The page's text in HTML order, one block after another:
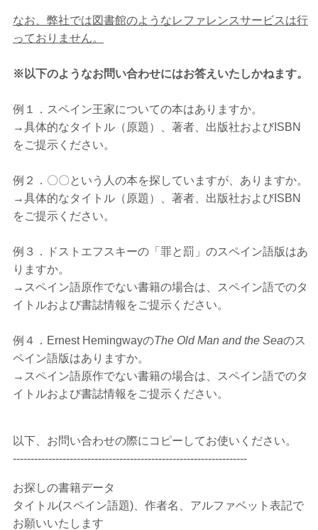
なお、弊社では図書館のようなレファレンスサービスは行
っておりません。
※以下のようなお問い合わせにはお答えいたしかねます。
例１．スペイン王家についての本はありますか。
→具体的なタイトル（原題）、著者、出版社およびISBN
をご提示ください。
例２．〇〇という人の本を探していますが、ありますか。
→具体的なタイトル（原題）、著者、出版社およびISBN
をご提示ください。
例３．ドストエフスキーの「罪と罰」のスペイン語版はあ
りますか。
→スペイン語原作でない書籍の場合は、スペイン語でのタ
イトルおよび書誌情報をご提示ください。
例４． Ernest HemingwayのThe Old Man and the Seaのス
ペイン語版はありますか。
→スペイン語原作でない書籍の場合は、スペイン語でのタ
イトルおよび書誌情報をご提示ください。
以下、お問い合わせの際にコピーしてお使いください。
------------------------------------------------------------------
お探しの書籍データ
タイトル(スペイン語題)、作者名、アルファベット表記で
お願いいたします